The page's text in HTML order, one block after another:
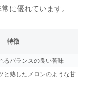
に優れています。
特徴
るバランスの良い苦味
と熟したメロンのような甘